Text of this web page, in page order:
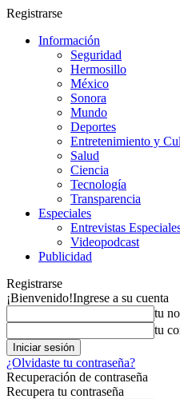
Registrarse
Información
Seguridad
Hermosillo
México
Sonora
Mundo
Deportes
Entretenimiento y
Salud
Ciencia
Tecnología
Transparencia
Especiales
Entrevistas
Videopodcast
Publicidad
Registrarse
¡Bienvenido!Ingrese a su cuenta
tu
tu
¿Olvidaste tu contraseña?
Recuperación de contraseña
Recupera tu contraseña